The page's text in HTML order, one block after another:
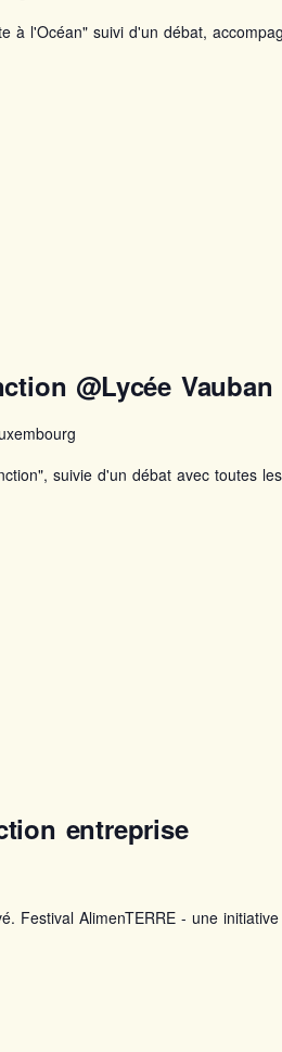
à l'Océan" suivi d'un débat,
@Lycée Vauban
suivie d'un débat avec toutes
entreprise
Festival AlimenTERRE - une